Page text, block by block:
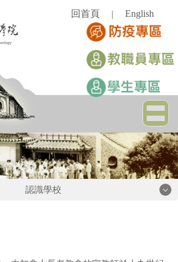
回首頁 English
認識學校
學校簡史